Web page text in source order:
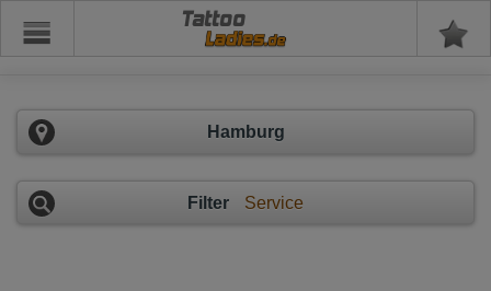
Tattoo
Hamburg
Filter Service